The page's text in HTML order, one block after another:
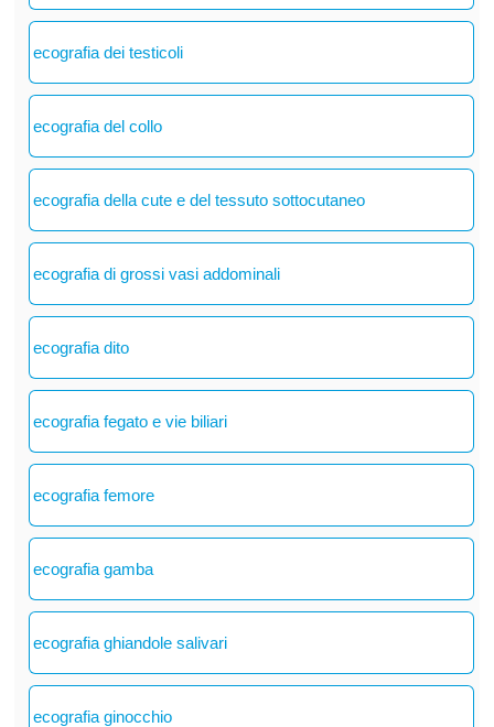
ecografia dei testicoli
ecografia del collo
ecografia della cute e del tessuto sottocutaneo
ecografia di grossi vasi addominali
ecografia dito
ecografia fegato e vie biliari
ecografia femore
ecografia gamba
ecografia ghiandole salivari
ecografia ginocchio